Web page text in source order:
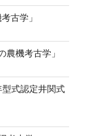
古学」
農機考古学」
式認定井関式